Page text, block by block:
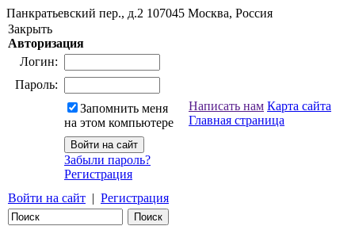
Панкратьевский пер., д.2 107045 Москва, Россия
Закрыть
Авторизация
Логин:
Пароль:
Запомнить меня
на этом компьютере
Забыли пароль?
Регистрация
Войти на сайт | Регистрация
Написать нам Карта сайта
Главная страница